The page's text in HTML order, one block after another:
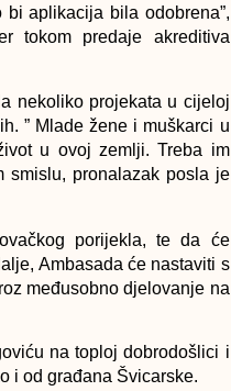
aplikacija bila odobrena”,
tokom predaje akreditiva
nekoliko projekata u cijeloj
” Mlade žene i muškarci u
u ovoj zemlji. Treba im
smislu, pronalazak posla je
porijekla, te da će
Ambasada će nastaviti s
međusobno djelovanje na
na toploj dobrodošlici i
i od građana Švicarske.